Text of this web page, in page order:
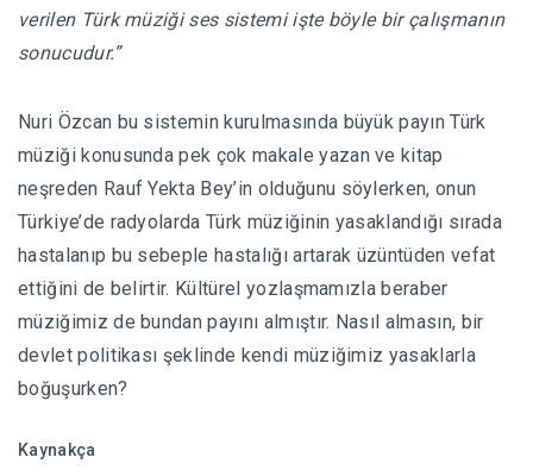
verilen Türk müziği ses sistemi işte böyle bir çalışmanın
sonucudur.”
Nuri Özcan bu sistemin kurulmasında büyük payın Türk
müziği konusunda pek çok makale yazan ve kitap
neşreden Rauf Yekta Bey’in olduğunu söylerken, onun
Türkiye’de radyolarda Türk müziğinin yasaklandığı sırada
hastalanıp bu sebeple hastalığı artarak üzüntüden vefat
ettiğini de belirtir. Kültürel yozlaşmamızla beraber
müziğimiz de bundan payını almıştır. Nasıl almasın, bir
devlet politikası şeklinde kendi müziğimiz yasaklarla
boğuşurken?
Kaynakça